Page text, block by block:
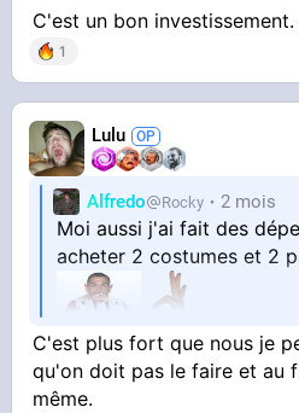
C'est un bon investissement.
1
Lulu
Alfredo Rocky 2 mois
Moi aussi j'ai fait des
acheter 2 costumes et 2
C'est plus fort que nous je
qu'on doit pas le faire et au
même.